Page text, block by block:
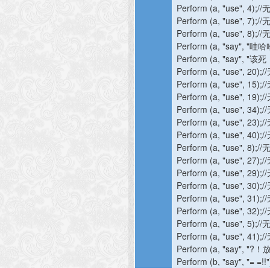
Perform (a, "use", 4);//
Perform (a, "use", 7);//
Perform (a, "use", 8);//
Perform (a, "say", "哇哈
Perform (a, "say", "该死
Perform (a, "use", 20);//
Perform (a, "use", 15);//
Perform (a, "use", 19);//
Perform (a, "use", 34);//
Perform (a, "use", 23);//
Perform (a, "use", 40);//
Perform (a, "use", 8);//
Perform (a, "use", 27);//
Perform (a, "use", 29);//
Perform (a, "use", 30);//
Perform (a, "use", 31);//
Perform (a, "use", 32);//
Perform (a, "use", 5);//
Perform (a, "use", 41);//
Perform (a, "say", "? ！
Perform (b, "say", "=